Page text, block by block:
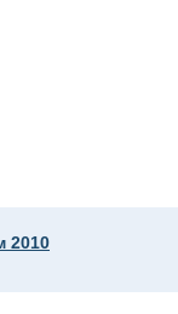
2010